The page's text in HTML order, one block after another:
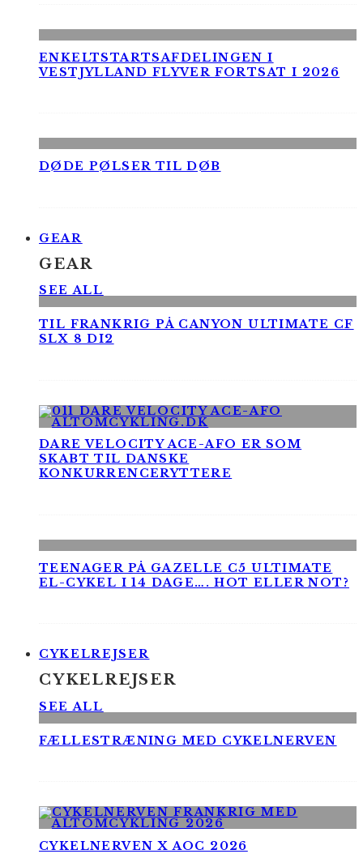
ENKELTSTARTSAFDELINGEN I
VESTJYLLAND FLYVER FORTSAT I 2026
DØDE PØLSER TIL DØB
GEAR
GEAR
SEE ALL
TIL FRANKRIG PÅ CANYON ULTIMATE CF
SLX 8 DI2
DARE VELOCITY ACE-AFO ER SOM
SKABT TIL DANSKE
KONKURRENCERYTTERE
TEENAGER PÅ GAZELLE C5 ULTIMATE
EL-CYKEL I 14 DAGE…. HOT ELLER NOT?
CYKELREJSER
CYKELREJSER
SEE ALL
FÆLLESTRÆNING MED CYKELNERVEN
CYKELNERVEN X AOC 2026